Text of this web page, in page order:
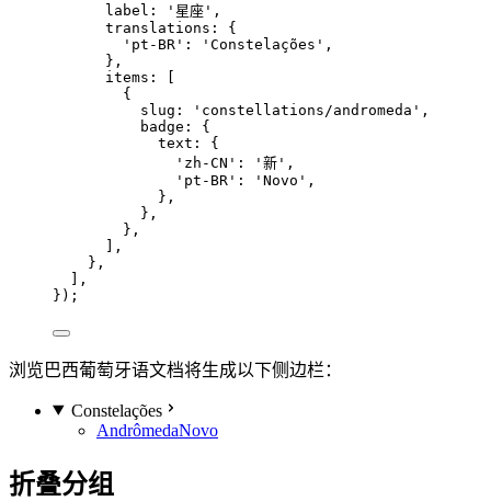
label:
' 星座 ' ,
translations: {
' pt-BR ' : ' Constelações ' ,
},
items: [
{
slug:
' constellations/andromeda ' ,
badge: {
text: {
' zh-CN ' : ' 新 ' ,
' pt-BR ' : ' Novo ' ,
},
},
},
],
},
],
});
浏览巴西葡萄牙语文档将生成以下侧边栏：
Constelações
AndrômedaNovo
折叠分组